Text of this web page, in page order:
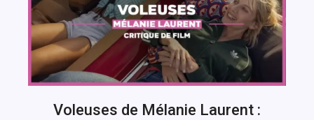
Voleuses de Mélanie Laurent :